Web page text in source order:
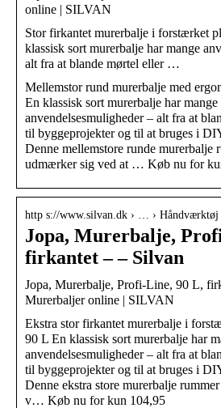
online | SILVAN
Stor firkantet murerbalje i forstærket
klassisk sort murerbalje har mange
alt fra at blande mørtel eller …
Mellemstor rund murerbalje med
En klassisk sort murerbalje har mange
anvendelsesmuligheder – alt fra at
til byggeprojekter og til at bruges i
Denne mellemstore runde murerbalje
udmærker sig ved at … Køb nu for
http s://www.silvan.dk › … › Håndværktøj
Jopa, Murerbalje,
firkantet – – Silvan
Jopa, Murerbalje, Profi-Line, 90 L,
Murerbaljer online | SILVAN
Ekstra stor firkantet murerbalje i
90 L En klassisk sort murerbalje har
anvendelsesmuligheder – alt fra at
til byggeprojekter og til at bruges i
Denne ekstra store murerbalje
v… Køb nu for kun 104,95